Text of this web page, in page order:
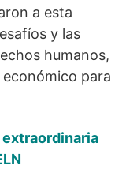
a esta
y las
humanos,
para
extraordinaria